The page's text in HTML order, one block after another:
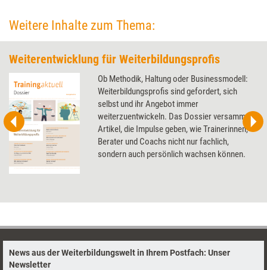
Weitere Inhalte zum Thema:
Weiterentwicklung für Weiterbildungsprofis
Ob Methodik, Haltung oder Businessmodell:
Weiterbildungsprofis sind gefordert, sich
selbst und ihr Angebot immer
weiterzuentwickeln. Das Dossier versammelt
Artikel, die Impulse geben, wie Trainerinnen,
Berater und Coachs nicht nur fachlich,
sondern auch persönlich wachsen können.
News aus der Weiterbildungswelt in Ihrem Postfach: Unser
Newsletter